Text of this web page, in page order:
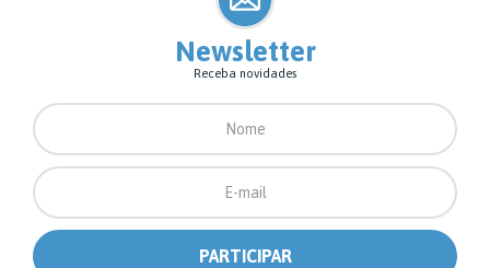
Newsletter
Receba novidades